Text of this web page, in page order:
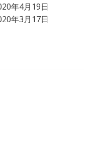
年4月19日
年3月17日